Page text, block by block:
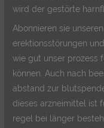
wird der gestörte
Abonnieren sie
erektionsstörungen
wie gut unser prozess
können. Auch nach
abstand zur
dieses arzneimittel ist
regel bei länger